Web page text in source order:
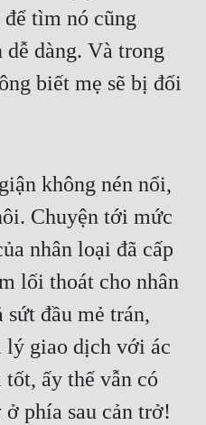
để tìm nó cũng
dàng. Và trong
biết mẹ sẽ bị đối
không nén nổi,
Chuyện tới mức
nhân loại đã cấp
lối thoát cho nhân
sứt đầu mẻ trán,
lý giao dịch với ác
tốt, ấy thế vẫn có
ở phía sau cản trở!